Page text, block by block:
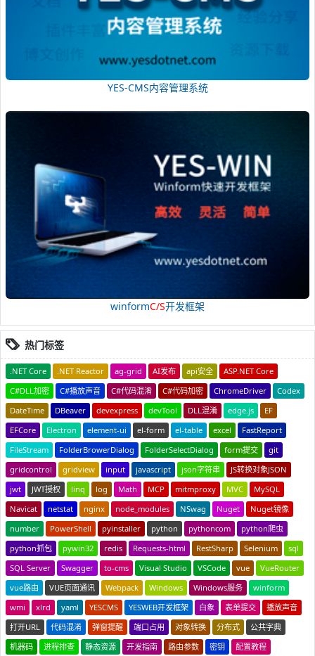
YES-CMS内容管理系统
winformC/S开发框架
热门标签
.NET Core .NET Reactor ag-grid AI发布 api安全
ASP.NET Core
C#DLL加密
C#播放声音 C#代码混淆 C#代码加密 ChromeDriver
Codex
DateTime
DBeaver devexpress devTool DLL混淆 edge.js
EF
EFCore
Electron element-ui el-form el-table excel
FastReport
FileStream
FolderBrowerDialog FolderSelectDialog form提交
git
gridcontrol
gridview input javascript json字符串
JS转换对象JSON
jwt
JWT授权 linq log Math MCP mitmproxy MVC
MySQL
Navicat
netstat nginx node_modules NSwag Nuget
Nuget镜像
number
PowerShell pyinstaller python pythoncom
python爬虫
python抓包
pywin32 redis Requests-html RestSharp Selenium
sql
SQL Server
Swagger to-cms Visual Studio VSCode vue
VueRouter
vue路由
VUE页面通讯 Webpack Windows Windows服务
winform
wmi
xlrd yaml YESCMS YESWEB开发框架 白象 表单提交
播放声音
打开URL
代码混淆 弹窗提醒 端口占用 对象转换 分布式
公共字典
机器码
进程排查 静态资源 开发指南 路由参数 密钥
配置教程